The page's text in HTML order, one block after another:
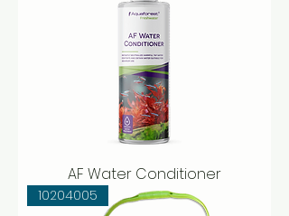
AF Water Conditioner
10204005